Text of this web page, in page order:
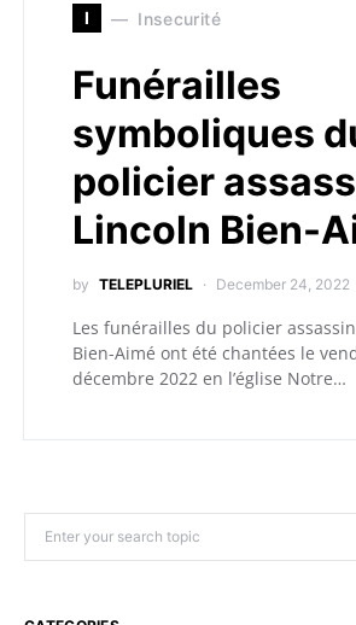
I Insecurité
Funérailles
symboliques
policier
Lincoln Bien-
by TELEPLURIEL December 24, 2022
Les funérailles du policier
Bien-Aimé ont été chantées le
décembre 2022 en l’église Notre…